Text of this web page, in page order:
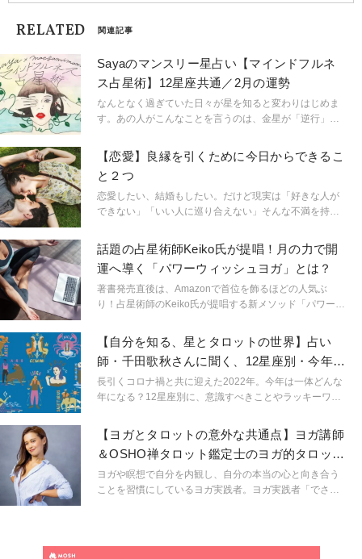
RELATED 関連記事
Sayaのマンスリー星占い【マインドフルネ
ス占星術】12星座共通／2月の運勢
なんとなく過ぎていた日々が星を知ると変わりはじめま
す。あの人がこんなことを言うのは、金星が「逆行」し
い。こんなにも気持ちが盛り上がるのは満月だからと言
うように。星という眼鏡をもつことで、小さなささやき
や予兆にも気づき始め、「今、ここ」に集中できるよう
に。マインドフルに生きられるようになるのです。
「今、ここ」を生きるためのマインドフルネスな占星術
【恋愛】良縁を引くために今日からできるこ
と２つ
恋愛したい、結婚もしたい。だけど現実は「好きな人が
できない」「いい人に巡り合えない」そんな不満を持っ
と出会える場に行くことが大事ですが、ではその「出会
いの場」で良いご縁を引けるようになるには？日々心掛
けたいポイントを考えてみました。
話題の占星術師Keiko氏が提唱！月の力で開
運へ導く「パワーウィッシュヨガ」とは？
著書発売直後は、Amazonで首位を飾るほどの人気ぶ
り！占星術師のKeiko氏が提唱する新メソッド「パワーウ
幸せを引き寄せてみませんか？
【自分を知る、星とタロットの世界】占い
師・千田歌秋さんに聞く、12星座別・今年を
快適に過ごすコツ
長引くコロナ禍と共に迎えた2022年。今年は一体どんな
年になる？12星座別に、意識すべきことやラッキーワー
【ヨガとタロットの意外な共通点】ヨガ講師
＆OSHO禅タロット鑑定士のヨガ的タロット
活用術とは？
ヨガや瞑想で自分を内観し、自分の本当の心と向き合う
ことを習慣にしているヨガ実践者。ヨガ実践者「でさ